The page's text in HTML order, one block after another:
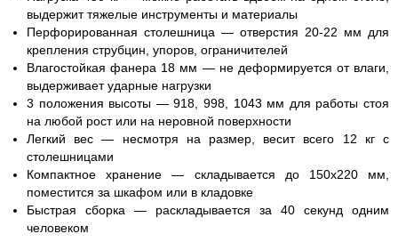
выдержит тяжелые инструменты и материалы
Перфорированная столешница — отверстия 20-22 мм для
крепления струбцин, упоров, ограничителей
Влагостойкая фанера 18 мм — не деформируется от влаги,
выдерживает ударные нагрузки
3 положения высоты — 918, 998, 1043 мм для работы стоя
на любой рост или на неровной поверхности
Легкий вес — несмотря на размер, весит всего 12 кг с
столешницами
Компактное хранение — складывается до 150x220 мм,
поместится за шкафом или в кладовке
Быстрая сборка — раскладывается за 40 секунд одним
человеком